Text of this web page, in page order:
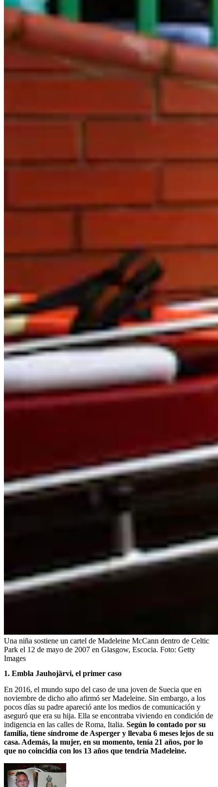
Una niña sostiene un cartel de Madeleine McCann dentro de Celtic
Park el 12 de mayo de 2007 en Glasgow, Escocia. Foto: Getty
Images
1. Embla Jauhojärvi, el primer caso
En 2016, el mundo supo del caso de una joven de Suecia que en
noviembre de dicho año afirmó ser Madeleine. Sin embargo, a los
pocos días su padre apareció ante los medios de comunicación y
aseguró que era su hija. Ella se encontraba viviendo en condición de
indigencia en las calles de Roma, Italia. Según lo contado por su
familia, tiene síndrome de Asperger y llevaba 6 meses lejos de su
casa. Además, la mujer, en su momento, tenía 21 años, por lo
que no coincidía con los 13 años que tendría Madeleine.